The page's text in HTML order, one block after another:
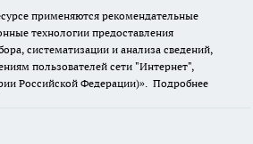
применяются рекомендательные
технологии предоставления
систематизации и анализа сведений,
пользователей сети "Интернет",
Российской Федерации)». Подробнее